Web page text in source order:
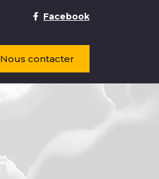
Facebook
Nous contacter